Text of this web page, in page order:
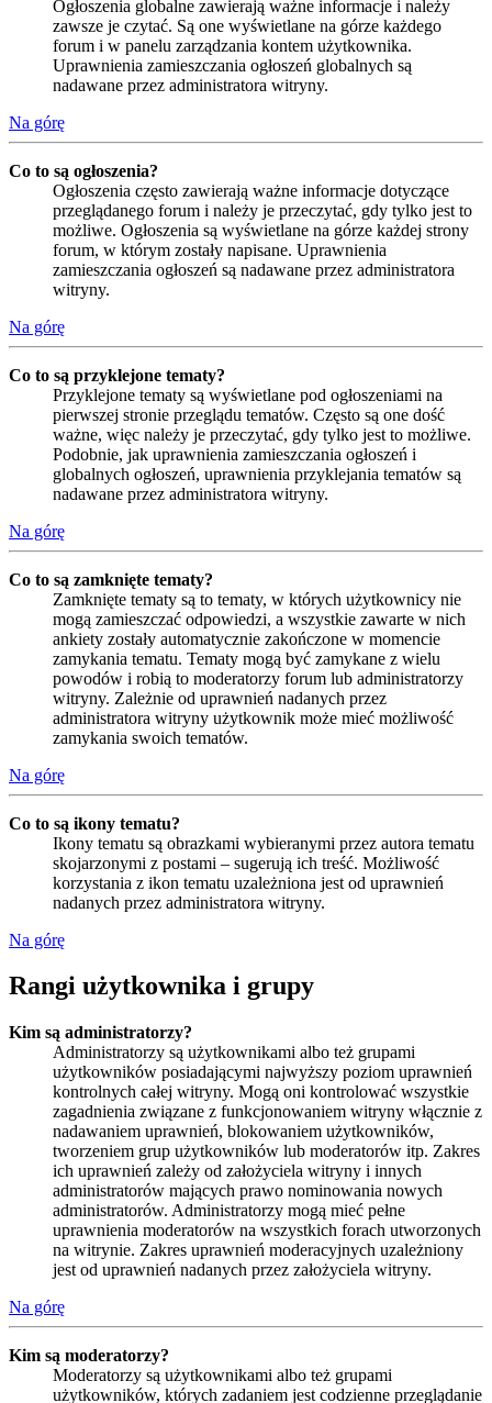
Ogłoszenia globalne zawierają ważne informacje i należy
zawsze je czytać. Są one wyświetlane na górze każdego
forum i w panelu zarządzania kontem użytkownika.
Uprawnienia zamieszczania ogłoszeń globalnych są
nadawane przez administratora witryny.
Na górę
Co to są ogłoszenia?
Ogłoszenia często zawierają ważne informacje dotyczące
przeglądanego forum i należy je przeczytać, gdy tylko jest to
możliwe. Ogłoszenia są wyświetlane na górze każdej strony
forum, w którym zostały napisane. Uprawnienia
zamieszczania ogłoszeń są nadawane przez administratora
witryny.
Na górę
Co to są przyklejone tematy?
Przyklejone tematy są wyświetlane pod ogłoszeniami na
pierwszej stronie przeglądu tematów. Często są one dość
ważne, więc należy je przeczytać, gdy tylko jest to możliwe.
Podobnie, jak uprawnienia zamieszczania ogłoszeń i
globalnych ogłoszeń, uprawnienia przyklejania tematów są
nadawane przez administratora witryny.
Na górę
Co to są zamknięte tematy?
Zamknięte tematy są to tematy, w których użytkownicy nie
mogą zamieszczać odpowiedzi, a wszystkie zawarte w nich
ankiety zostały automatycznie zakończone w momencie
zamykania tematu. Tematy mogą być zamykane z wielu
powodów i robią to moderatorzy forum lub administratorzy
witryny. Zależnie od uprawnień nadanych przez
administratora witryny użytkownik może mieć możliwość
zamykania swoich tematów.
Na górę
Co to są ikony tematu?
Ikony tematu są obrazkami wybieranymi przez autora tematu
skojarzonymi z postami – sugerują ich treść. Możliwość
korzystania z ikon tematu uzależniona jest od uprawnień
nadanych przez administratora witryny.
Na górę
Rangi użytkownika i grupy
Kim są administratorzy?
Administratorzy są użytkownikami albo też grupami
użytkowników posiadającymi najwyższy poziom uprawnień
kontrolnych całej witryny. Mogą oni kontrolować wszystkie
zagadnienia związane z funkcjonowaniem witryny włącznie z
nadawaniem uprawnień, blokowaniem użytkowników,
tworzeniem grup użytkowników lub moderatorów itp. Zakres
ich uprawnień zależy od założyciela witryny i innych
administratorów mających prawo nominowania nowych
administratorów. Administratorzy mogą mieć pełne
uprawnienia moderatorów na wszystkich forach utworzonych
na witrynie. Zakres uprawnień moderacyjnych uzależniony
jest od uprawnień nadanych przez założyciela witryny.
Na górę
Kim są moderatorzy?
Moderatorzy są użytkownikami albo też grupami
użytkowników, których zadaniem jest codzienne przeglądanie